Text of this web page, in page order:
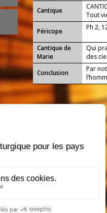
Cantique
Tout
Gloire
Péricope
Ph 2,
Cantique de
Marie
Qui
des
Conclusion
Par